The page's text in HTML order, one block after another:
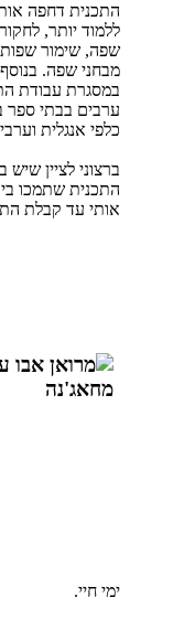
התכנית דחפה
ללמוד יותר,
שפה, שימור שפות
מבחני שפה.
במסגרת עבודת
ערבים בבתי ספר
כלפי אנגלית
ברצוני לציין
התכנית שתמכו בי
אותי עד קבלת
ימי חיי.